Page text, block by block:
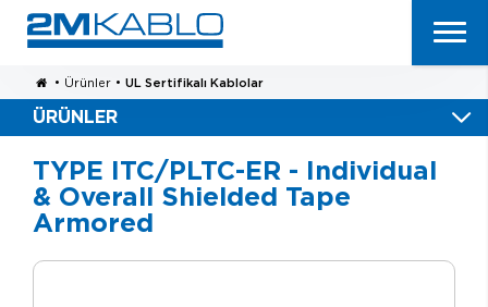
• Ürünler • UL Sertifikalı Kablolar
ÜRÜNLER
TYPE ITC/PLTC-ER - Individual
& Overall Shielded Tape
Armored